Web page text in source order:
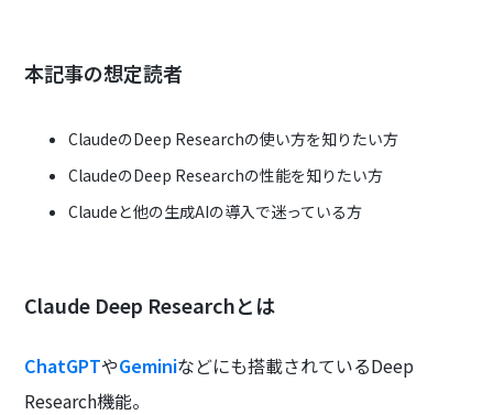
本記事の想定読者
ClaudeのDeep Researchの使い方を知りたい方
ClaudeのDeep Researchの性能を知りたい方
Claudeと他の生成AIの導入で迷っている方
Claude Deep Researchとは
ChatGPTやGeminiなどにも搭載されているDeep
Research機能。